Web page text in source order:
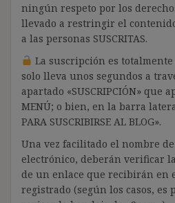
ningún respeto por los
llevado a restringir el
a las personas SUSCRITAS.
La suscripción es
solo lleva unos segundos a
apartado «SUSCRIPCIÓN» que
MENÚ; o bien, en la barra
PARA SUSCRIBIRSE AL BLOG».
Una vez facilitado el nombre
electrónico, deberán verificar
de un enlace que recibirán en
registrado (según los casos, es